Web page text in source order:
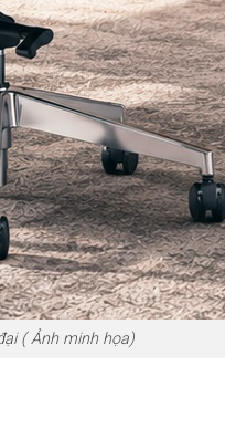
( Ảnh minh họa)